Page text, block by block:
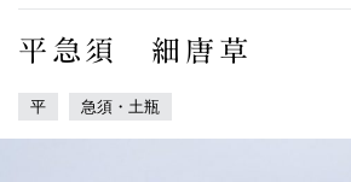
平急須 細唐草
平 急須・土瓶